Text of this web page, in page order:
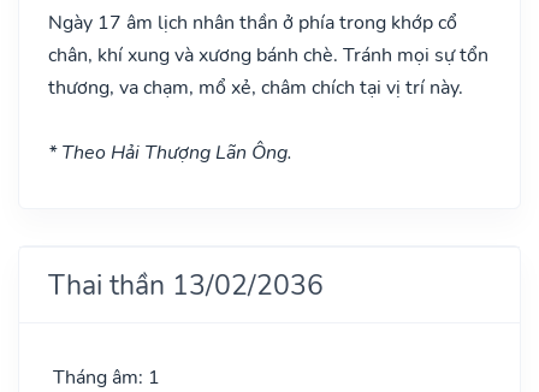
Ngày 17 âm lịch nhân thần ở phía trong khớp cổ
chân, khí xung và xương bánh chè. Tránh mọi sự tổn
thương, va chạm, mổ xẻ, châm chích tại vị trí này.
* Theo Hải Thượng Lãn Ông.
Thai thần 13/02/2036
Tháng âm: 1